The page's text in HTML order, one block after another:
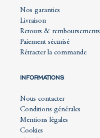
Nos garanties
Livraison
Retours & remboursements
Paiement sécurisé
Rétracter la commande
INFORMATIONS
Nous contacter
Conditions générales
Mentions légales
Cookies